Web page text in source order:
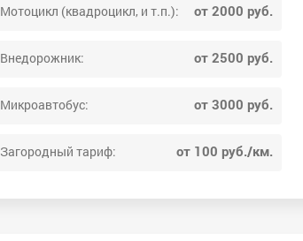
Мотоцикл (квадроцикл, и т.п.): от 2000 руб.
Внедорожник: от 2500 руб.
Микроавтобус: от 3000 руб.
Загородный тариф: от 100 руб./км.